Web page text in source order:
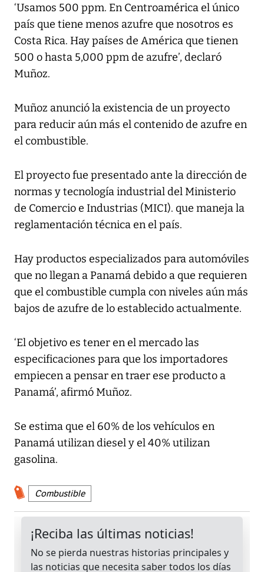
‘Usamos 500 ppm. En Centroamérica el único
país que tiene menos azufre que nosotros es
Costa Rica. Hay países de América que tienen
500 o hasta 5,000 ppm de azufre’, declaró
Muñoz.
Muñoz anunció la existencia de un proyecto
para reducir aún más el contenido de azufre en
el combustible.
El proyecto fue presentado ante la dirección de
normas y tecnología industrial del Ministerio
de Comercio e Industrias (MICI). que maneja la
reglamentación técnica en el país.
Hay productos especializados para automóviles
que no llegan a Panamá debido a que requieren
que el combustible cumpla con niveles aún más
bajos de azufre de lo establecido actualmente.
‘El objetivo es tener en el mercado las
especificaciones para que los importadores
empiecen a pensar en traer ese producto a
Panamá’, afirmó Muñoz.
Se estima que el 60% de los vehículos en
Panamá utilizan diesel y el 40% utilizan
gasolina.
Combustible